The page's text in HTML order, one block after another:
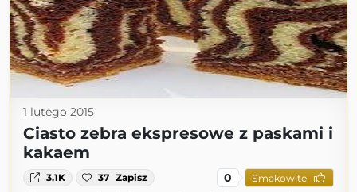
1 lutego 2015
Ciasto zebra ekspresowe z paskami i
kakaem
3.1K 37 Zapisz 0 Smakowite